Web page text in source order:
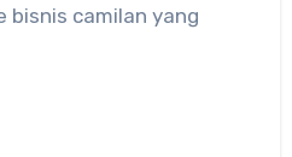
bisnis camilan yang